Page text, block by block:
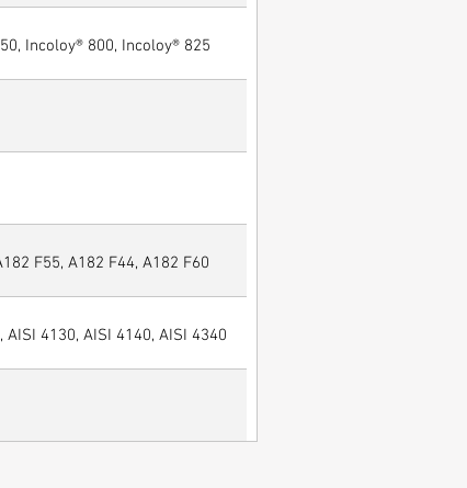
Incoloy® 800, Incoloy® 825
F55, A182 F44, A182 F60
AISI 4130, AISI 4140, AISI 4340